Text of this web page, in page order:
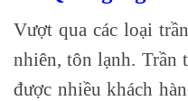
Vượt qua các loại
nhiên, tôn lạnh. Trần
được nhiều khách